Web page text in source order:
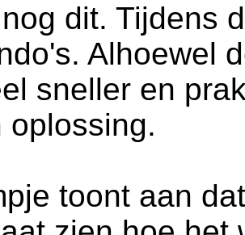
dit. Tijdens
Alhoewel
sneller en
oplossing.
toont aan